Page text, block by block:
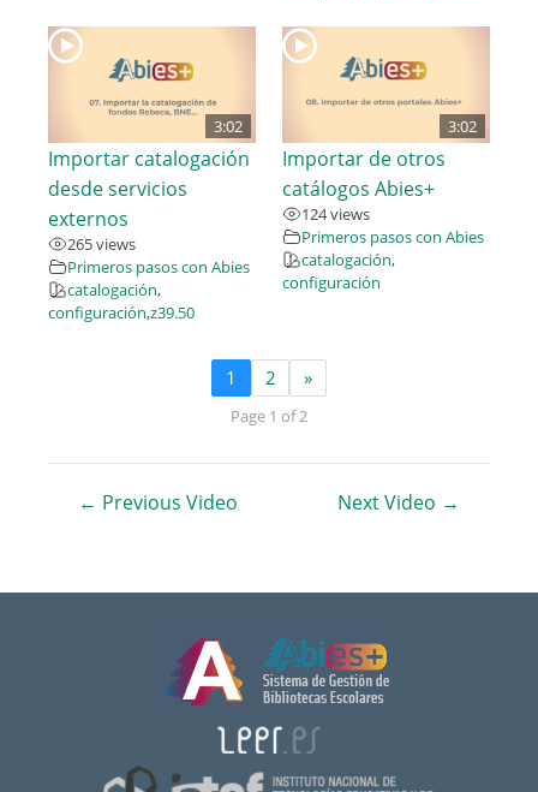
3:02
Importar catalogación
desde servicios
externos
265 views
Primeros pasos con Abies
catalogación,
configuración,z39.50
3:02
Importar de otros
catálogos Abies+
124 views
Primeros pasos con Abies
catalogación,
configuración
1 2 »
Page 1 of 2
Navegación
← Previous Video Next Video →